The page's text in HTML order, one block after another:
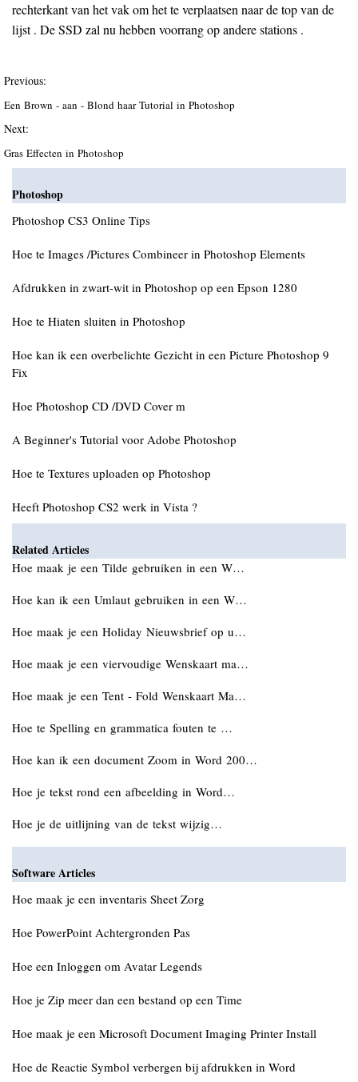
rechterkant van het vak om het te verplaatsen naar de top van de
lijst . De SSD zal nu hebben voorrang op andere stations .
Previous:
Een Brown - aan - Blond haar Tutorial in Photoshop
Next:
Gras Effecten in Photoshop
Photoshop
Photoshop CS3 Online Tips
Hoe te Images /Pictures Combineer in Photoshop Elements
Afdrukken in zwart-wit in Photoshop op een Epson 1280
Hoe te Hiaten sluiten in Photoshop
Hoe kan ik een overbelichte Gezicht in een Picture Photoshop 9
Fix
Hoe Photoshop CD /DVD Cover m
A Beginner's Tutorial voor Adobe Photoshop
Hoe te Textures uploaden op Photoshop
Heeft Photoshop CS2 werk in Vista ?
Related Articles
Hoe maak je een Tilde gebruiken in een W…
Hoe kan ik een Umlaut gebruiken in een W…
Hoe maak je een Holiday Nieuwsbrief op u…
Hoe maak je een viervoudige Wenskaart ma…
Hoe maak je een Tent - Fold Wenskaart Ma…
Hoe te Spelling en grammatica fouten te …
Hoe kan ik een document Zoom in Word 200…
Hoe je tekst rond een afbeelding in Word…
Hoe je de uitlijning van de tekst wijzig…
Software Articles
Hoe maak je een inventaris Sheet Zorg
Hoe PowerPoint Achtergronden Pas
Hoe een Inloggen om Avatar Legends
Hoe je Zip meer dan een bestand op een Time
Hoe maak je een Microsoft Document Imaging Printer Install
Hoe de Reactie Symbol verbergen bij afdrukken in Word